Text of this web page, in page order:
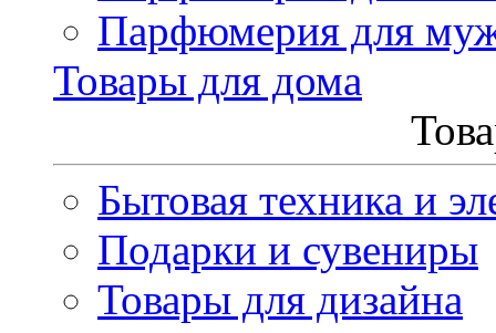
Парфюмерия для
Товары для дома
Бытовая техника и
Подарки и сувениры
Товары для дизайна